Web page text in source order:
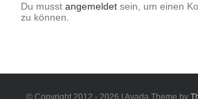
Du musst angemeldet sein, um einen
zu können.
© Copyright 2012 - 2026 | Avada Theme by